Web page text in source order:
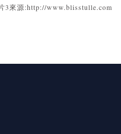
3來源:http://www.blisstulle.com